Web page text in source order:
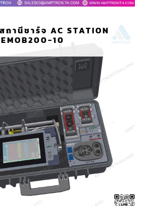
านีชาร์จ AC STATION
EMOB200-10